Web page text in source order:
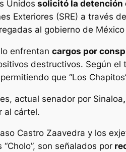
Unidos solicitó la detención
Exteriores (SRE) a través
al gobierno de
enfrentan cargos por
destructivos. Según
permitiendo que “Los
actual senador por Sinaloa
al cártel.
Castro Zaavedra y los
son señalados por